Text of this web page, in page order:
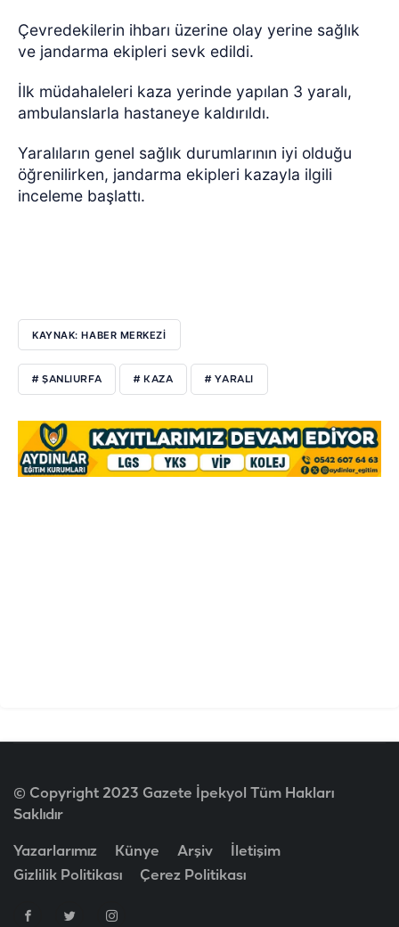
Çevredekilerin ihbarı üzerine olay yerine sağlık
ve jandarma ekipleri sevk edildi.
İlk müdahaleleri kaza yerinde yapılan 3 yaralı,
ambulanslarla hastaneye kaldırıldı.
Yaralıların genel sağlık durumlarının iyi olduğu
öğrenilirken, jandarma ekipleri kazayla ilgili
inceleme başlattı.
KAYNAK: HABER MERKEZİ
# ŞANLIURFA # KAZA # YARALI
© Copyright 2023 Gazete İpekyol Tüm Hakları
Saklıdır
Yazarlarımız Künye Arşiv
İletişim
Gizlilik Politikası
Çerez Politikası